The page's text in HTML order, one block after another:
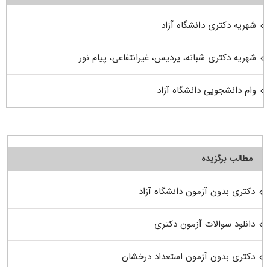
شهریه دکتری دانشگاه آزاد
شهریه دکتری شبانه، پردیس، غیرانتفاعی، پیام نور
وام دانشجویی دانشگاه آزاد
مطالب برگزیده
دکتری بدون آزمون دانشگاه آزاد
دانلود سوالات آزمون دکتری
دکتری بدون آزمون استعداد درخشان